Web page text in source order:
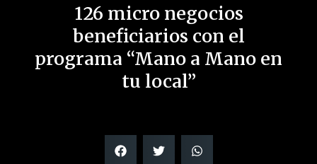
126 micro negocios
beneficiarios con el
programa “Mano a Mano en
tu local”